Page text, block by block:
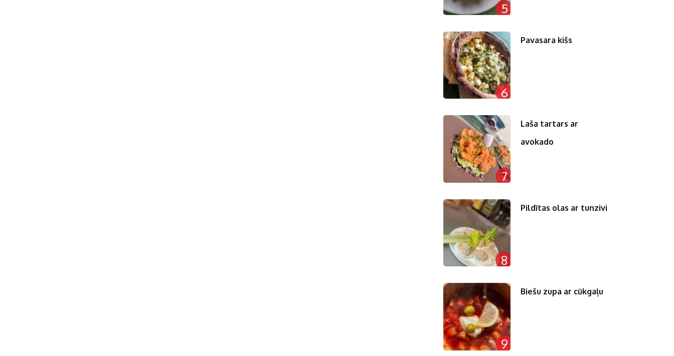
5
6
Pavasara kišs
7
Laša tartars ar
avokado
8
Pildītas olas ar tunzivi
9
Biešu zupa ar cūkgaļu